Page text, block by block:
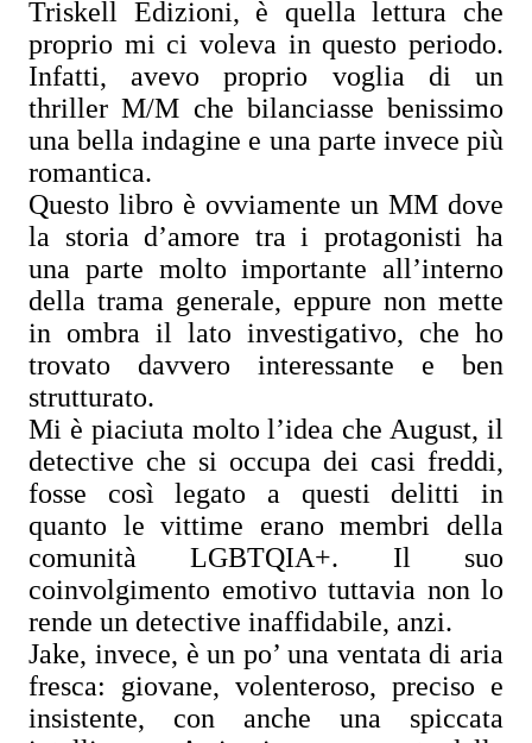
Triskell Edizioni, è quella lettura che
proprio mi ci voleva in questo periodo.
Infatti, avevo proprio voglia di un
thriller M/M che bilanciasse benissimo
una bella indagine e una parte invece più
romantica.
Questo libro è ovviamente un MM dove
la storia d’amore tra i protagonisti ha
una parte molto importante all’interno
della trama generale, eppure non mette
in ombra il lato investigativo, che ho
trovato davvero interessante e ben
strutturato.
Mi è piaciuta molto l’idea che August, il
detective che si occupa dei casi freddi,
fosse così legato a questi delitti in
quanto le vittime erano membri della
comunità LGBTQIA+. Il suo
coinvolgimento emotivo tuttavia non lo
rende un detective inaffidabile, anzi.
Jake, invece, è un po’ una ventata di aria
fresca: giovane, volenteroso, preciso e
insistente, con anche una spiccata